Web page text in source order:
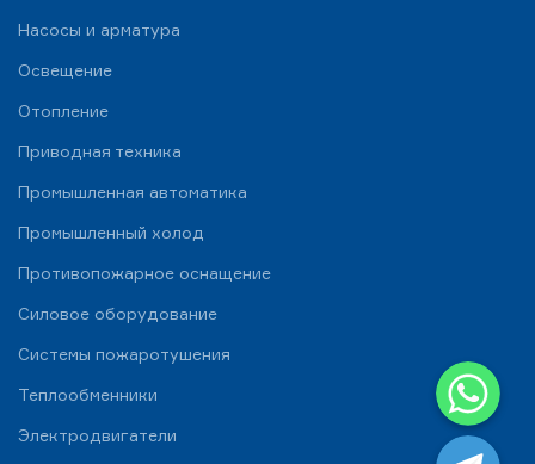
Насосы и арматура
Освещение
Отопление
Приводная техника
Промышленная автоматика
Промышленный холод
Противопожарное оснащение
Силовое оборудование
Системы пожаротушения
Теплообменники
Электродвигатели
WhatsApp
Telegram